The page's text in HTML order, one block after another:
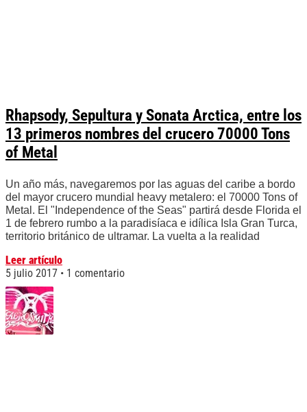
Rhapsody, Sepultura y Sonata Arctica, entre los
13 primeros nombres del crucero 70000 Tons
of Metal
Un año más, navegaremos por las aguas del caribe a bordo
del mayor crucero mundial heavy metalero: el 70000 Tons of
Metal. El "Independence of the Seas" partirá desde Florida el
1 de febrero rumbo a la paradisíaca e idílica Isla Gran Turca,
territorio británico de ultramar. La vuelta a la realidad
Leer artículo
5 julio 2017
1 comentario